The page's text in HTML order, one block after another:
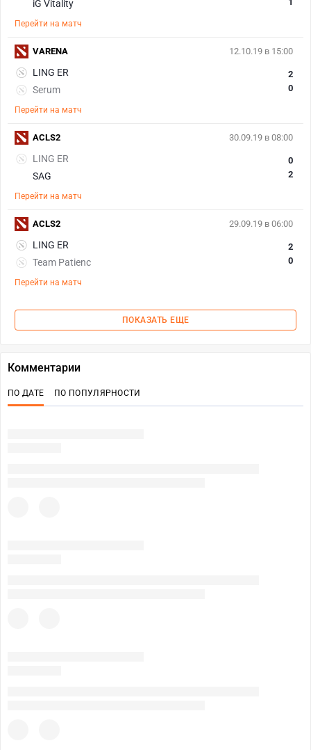
iG Vitality
Перейти на матч
12.10.19 в 15:00
LING ER
Serum
2
0
Перейти на матч
VARENA
30.09.19 в 08:00
LING ER
SAG
0
2
Перейти на матч
ACLS2
29.09.19 в 06:00
LING ER
Team Patienc
2
0
Перейти на матч
ACLS2
ПОКАЗАТЬ ЕЩЕ
Комментарии
ПО ДАТЕ ПО ПОПУЛЯРНОСТИ